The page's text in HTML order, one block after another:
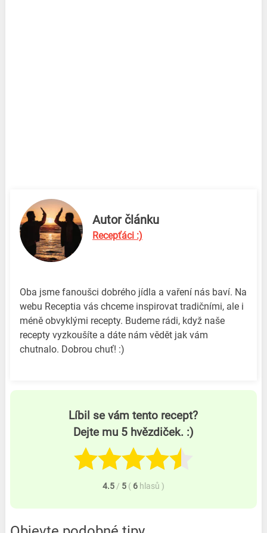
Autor článku
Recepťáci :)
Oba jsme fanoušci dobrého jídla a vaření nás baví. Na
webu Receptia vás chceme inspirovat tradičními, ale i
méně obvyklými recepty. Budeme rádi, když naše
recepty vyzkoušíte a dáte nám vědět jak vám
chutnalo. Dobrou chuť! :)
Líbil se vám tento recept?
Dejte mu 5 hvězdiček. :)
4.5 / 5 ( 6 hlasů )